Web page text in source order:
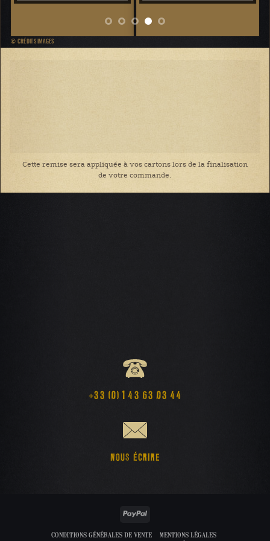
© CRÉDITS IMAGES
Cette remise sera appliquée à vos cartons lors de la finalisation
de votre commande.
+33 (0) 1 43 63 03 44
NOUS ÉCRIRE
PayPal
CONDITIONS GÉNÉRALES DE VENTE
MENTIONS LÉGALES